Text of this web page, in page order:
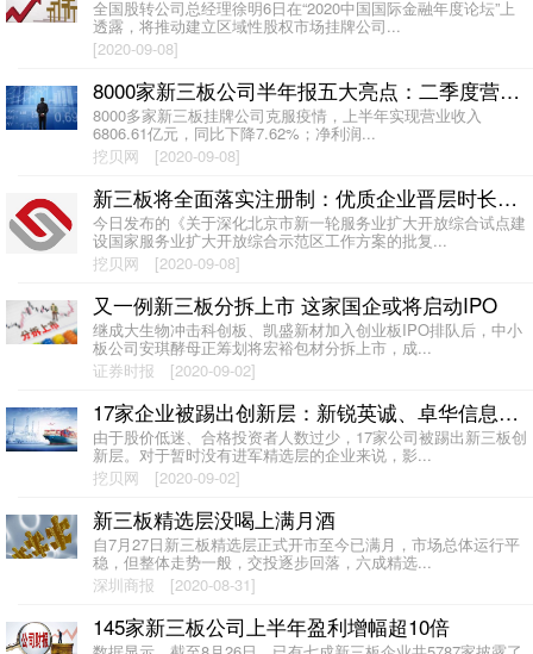
全国股转公司总经理徐明6日在“2020中国国际金融年度论坛”上
透露，将推动建立区域性股权市场挂牌公司...
[2020-09-08]
8000家新三板公司半年报五大亮点：二季度营收同比增20% 保障180万人就业
8000多家新三板挂牌公司克服疫情，上半年实现营业收入
6806.61亿元，同比下降7.62%；净利润...
挖贝网
[2020-09-08]
新三板将全面落实注册制：优质企业晋层时长将缩短
今日发布的《关于深化北京市新一轮服务业扩大开放综合试点建
设国家服务业扩大开放综合示范区工作方案的批复...
挖贝网
[2020-09-08]
又一例新三板分拆上市 这家国企或将启动IPO
继成大生物冲击科创板、凯盛新材加入创业板IPO排队后，中小
板公司安琪酵母正筹划将宏裕包材分拆上市，成...
证券时报
[2020-09-02]
17家企业被踢出创新层：新锐英诚、卓华信息进军精选层计划遭搁浅
由于股价低迷、合格投资者人数过少，17家公司被踢出新三板创
新层。对于暂时没有进军精选层的企业来说，影...
挖贝网
[2020-09-02]
新三板精选层没喝上满月酒
自7月27日新三板精选层正式开市至今已满月，市场总体运行平
稳，但整体走势一般，交投逐步回落，六成精选...
深圳商报
[2020-08-31]
145家新三板公司上半年盈利增幅超10倍